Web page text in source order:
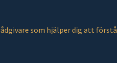
som hjälper dig att förstå